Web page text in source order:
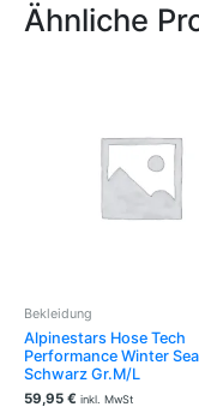
Ähnliche
Bekleidung
Alpinestars Hose Tech
Performance Winter
Schwarz Gr.M/L
59,95 € inkl. MwSt